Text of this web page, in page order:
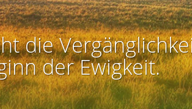
die
der Ewigkeit.